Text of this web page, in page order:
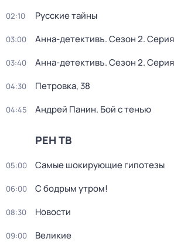
02:10 Русские тайны
03:00 Анна-детективъ. Сезон 2.
03:40 Анна-детективъ. Сезон 2.
04:30 Петровка, 38
04:45 Андрей Панин. Бой с тенью
РЕН ТВ
05:00 Самые шoкиpующие гипотезы
06:00 С бодрым утром!
08:30 Новости
09:00 Великие